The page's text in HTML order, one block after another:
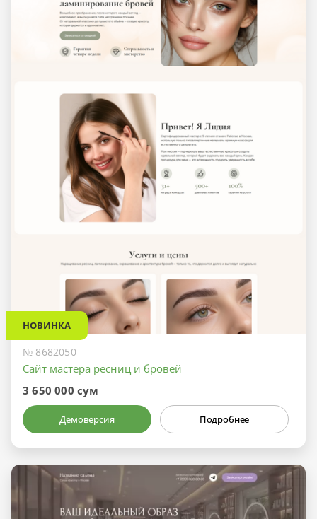
НОВИНКА
№ 8682050
Сайт мастера ресниц и бровей
3 650 000 сум
Демоверсия Подробнее